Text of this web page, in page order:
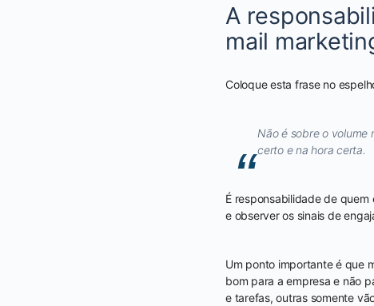
A
mail
Coloque esta frase no
Não é sobre o volume
certo e na hora certa.
É responsabilidade de
e observer os sinais de
Um ponto importante é que
bom para a empresa e não
e tarefas, outras somente